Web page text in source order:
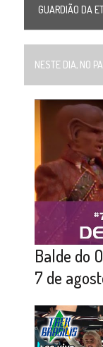
GUARDIÃO DA
NESTE DIA, NO
Balde do
7 de